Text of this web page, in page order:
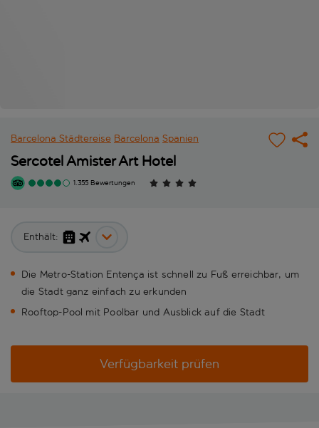
Barcelona Städtereise Barcelona Spanien
Sercotel Amister Art Hotel
1.355 Bewertungen
Enthält:
Die Metro-Station Entença ist schnell zu Fuß erreichbar, um
die Stadt ganz einfach zu erkunden
Rooftop-Pool mit Poolbar und Ausblick auf die Stadt
Verfügbarkeit prüfen